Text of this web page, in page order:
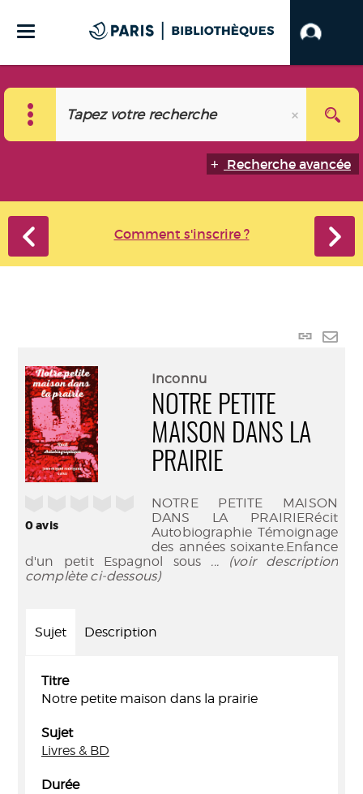
Recherche avancée
Comment s'inscrire ?
Lien
0avis
Inconnu
NOTRE PETITE
MAISON DANS LA
PRAIRIE
NOTRE PETITE MAISON
DANS LA PRAIRIERécit
Autobiographie Témoignage
des années soixante.Enfance
d'un petit Espagnol sous ... (voir description
complète ci-dessous)
Sujet Description
Titre
Notre petite maison dans la prairie
Sujet
Livres & BD
Durée